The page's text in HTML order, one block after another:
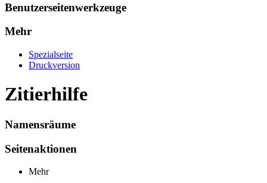
Benutzerseitenwerkzeuge
Mehr
Spezialseite
Druckversion
Zitierhilfe
Namensräume
Seitenaktionen
Mehr